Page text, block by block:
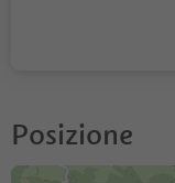
Posizione